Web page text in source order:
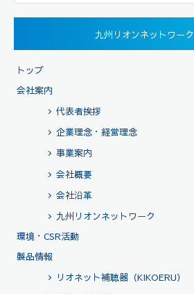
九州リオンネットワーク
トップ
会社案内
代表者挨拶
企業理念・経営理念
事業案内
会社概要
会社沿革
九州リオンネットワーク
環境・CSR活動
製品情報
リオネット補聴器（KIKOERU）